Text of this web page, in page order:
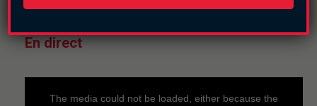
En direct
The media could not be loaded, either because the